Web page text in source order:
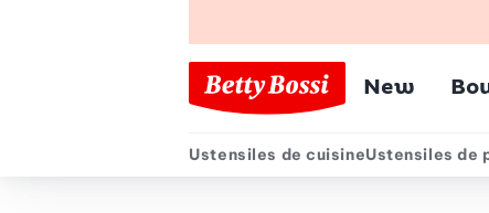
Menu
New
Menu
Ustensiles de cuisineUstensiles de